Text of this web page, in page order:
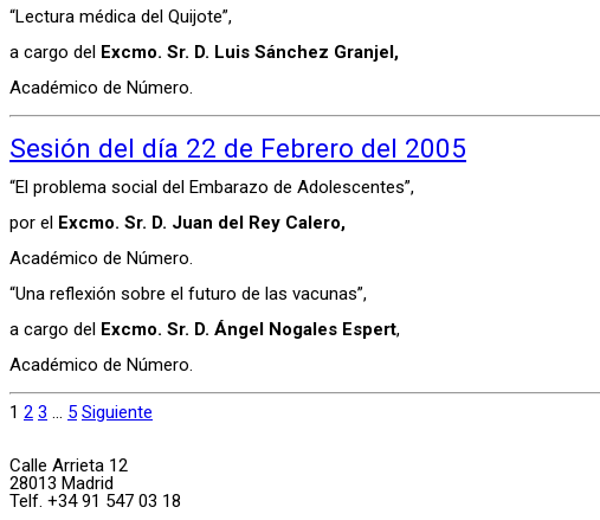
“Lectura médica del Quijote”,
a cargo del Excmo. Sr. D. Luis Sánchez Granjel,
Académico de Número.
Sesión del día 22 de Febrero del 2005
“El problema social del Embarazo de Adolescentes”,
por el Excmo. Sr. D. Juan del Rey Calero,
Académico de Número.
“Una reflexión sobre el futuro de las vacunas”,
a cargo del Excmo. Sr. D. Ángel Nogales Espert,
Académico de Número.
1 2 3 … 5 Siguiente
Calle Arrieta 12
28013 Madrid
Telf. +34 91 547 03 18